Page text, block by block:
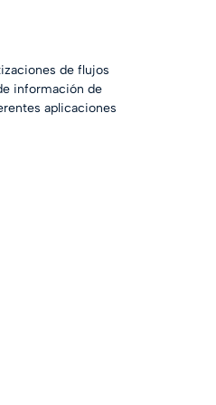
de flujos
información de
aplicaciones